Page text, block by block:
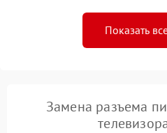
Показать
Замена разъема